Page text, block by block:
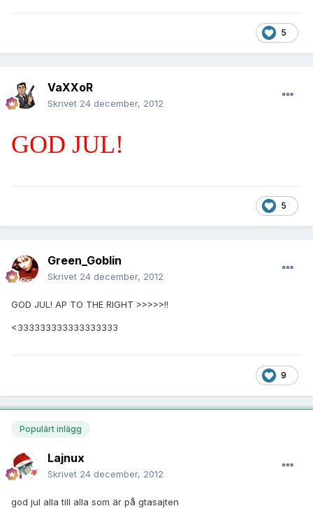
5
VaXXoR
Skrivet 24 december, 2012
GOD JUL!
5
Green_Goblin
Skrivet 24 december, 2012
GOD JUL! AP TO THE RIGHT >>>>>!!
<333333333333333333
9
Populärt inlägg
Lajnux
Skrivet 24 december, 2012
god jul alla till alla som är på gtasajten